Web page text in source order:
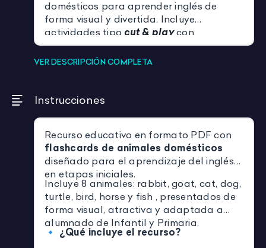
domésticos para aprender inglés de
forma visual y divertida. Incluye
actividades tipo cut & playcon
preguntas para trabajar vocabulario y
partes del cuerpo.
VER DESCRIPCIÓN COMPLETA
Instrucciones
Recurso educativo en formato PDF con
flashcards de animales domésticos
diseñado para el aprendizaje del inglés
en etapas iniciales.
Incluye 8 animales: rabbit, goat, cat, dog,
turtle, bird, horse y fish , presentados de
forma visual, atractiva y adaptada a
alumnado de Infantil y Primaria.
🔹 ¿Qué incluye el recurso?